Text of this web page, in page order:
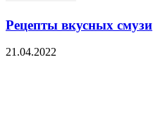
Рецепты вкусных смузи
21.04.2022